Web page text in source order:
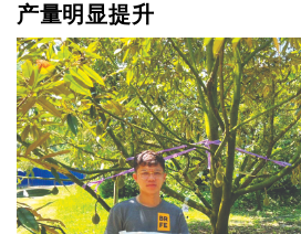
产量明显提升